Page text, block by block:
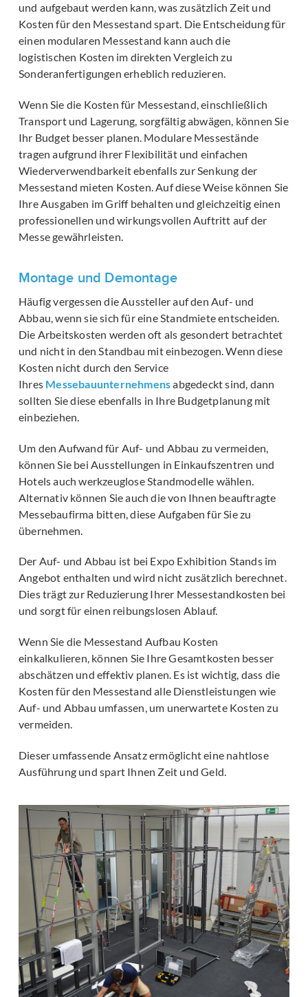
und aufgebaut werden kann, was zusätzlich Zeit und
Kosten für den Messestand spart. Die Entscheidung für
einen modularen Messestand kann auch die
logistischen Kosten im direkten Vergleich zu
Sonderanfertigungen erheblich reduzieren.
Wenn Sie die Kosten für Messestand, einschließlich
Transport und Lagerung, sorgfältig abwägen, können Sie
Ihr Budget besser planen. Modulare Messestände
tragen aufgrund ihrer Flexibilität und einfachen
Wiederverwendbarkeit ebenfalls zur Senkung der
Messestand mieten Kosten. Auf diese Weise können Sie
Ihre Ausgaben im Griff behalten und gleichzeitig einen
professionellen und wirkungsvollen Auftritt auf der
Messe gewährleisten.
Montage und Demontage
Häufig vergessen die Aussteller auf den Auf- und
Abbau, wenn sie sich für eine Standmiete entscheiden.
Die Arbeitskosten werden oft als gesondert betrachtet
und nicht in den Standbau mit einbezogen. Wenn diese
Kosten nicht durch den Service
Ihres Messebauunternehmensabgedeckt sind, dann
sollten Sie diese ebenfalls in Ihre Budgetplanung mit
einbeziehen.
Um den Aufwand für Auf- und Abbau zu vermeiden,
können Sie bei Ausstellungen in Einkaufszentren und
Hotels auch werkzeuglose Standmodelle wählen.
Alternativ können Sie auch die von Ihnen beauftragte
Messebaufirma bitten, diese Aufgaben für Sie zu
übernehmen.
Der Auf- und Abbau ist bei Expo Exhibition Stands im
Angebot enthalten und wird nicht zusätzlich berechnet.
Dies trägt zur Reduzierung Ihrer Messestandkosten bei
und sorgt für einen reibungslosen Ablauf.
Wenn Sie die Messestand Aufbau Kosten
einkalkulieren, können Sie Ihre Gesamtkosten besser
abschätzen und effektiv planen. Es ist wichtig, dass die
Kosten für den Messestand alle Dienstleistungen wie
Auf- und Abbau umfassen, um unerwartete Kosten zu
vermeiden.
Dieser umfassende Ansatz ermöglicht eine nahtlose
Ausführung und spart Ihnen Zeit und Geld.